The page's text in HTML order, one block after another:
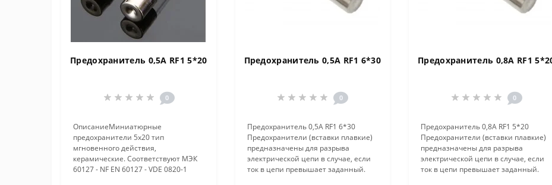
Предохранитель 0,5A RF1 5*20
0
ОписаниеМиниатюрные
предохранители 5x20 тип
мгновенного действия,
керамические. Соответствуют МЭК
60127 - NF EN 60127 - VDE 0820-1
Предохранитель 0,5A RF1 6*30
0
Предохранитель 0,5A RF1 6*30
Предохранители (вставки плавкие)
предназначены для разрыва
электрической цепи в случае, если
ток в цепи превышает заданный.
Предохранитель 0,8A RF1
0
Предохранитель 0,8A RF1 5*20
Предохранители (вставки плавкие)
предназначены для разрыва
электрической цепи в случае, если
ток в цепи превышает заданный.